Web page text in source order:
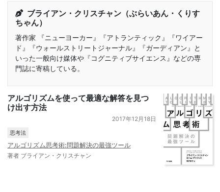
ブライアン・クリスチャン（ぶらいあん・くりす
ちゃん）
著作家 『ニューヨーカー』『アトランティック』『ワイアー
ド』『ウォールストリートジャーナル』『ガーディアン』と
いった一般向け媒体や『コグニティブサイエンス』などの専
門誌に寄稿している。
アルゴリズムを使って最適な解答を見つ
け出す方法
2017年12月18日
思考法
アルゴリズム思考術:問題解決の最強ツール
著者 ブライアン・クリスチャン